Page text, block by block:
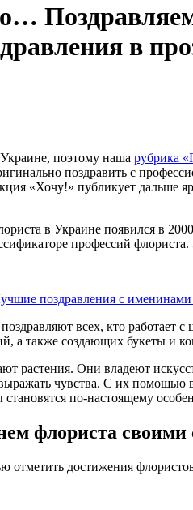
в
поэтому наша рубрика
поздравить с
«Хочу!» публикует дальше
в Украине появился в
профессий
поздравления с
всех, кто работает
а также создающих букеты и
растения. Они владеют
чувства. С их помощью
по-настоящему
флориста своими
отметить достижения